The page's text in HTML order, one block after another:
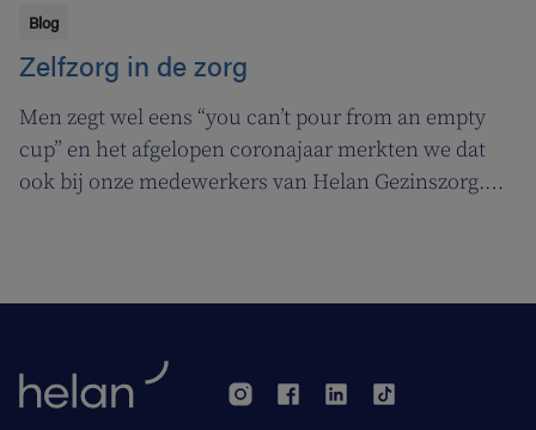
Blog
Zelfzorg in de zorg
Men zegt wel eens “you can’t pour from an empty
cup” en het afgelopen coronajaar merkten we dat
ook bij onze medewerkers van Helan Gezinszorg.
hun klanten kunnen zorgen.